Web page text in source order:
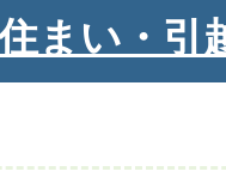
まい・引